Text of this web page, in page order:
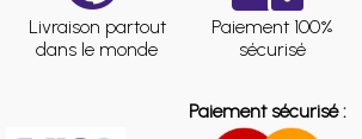
Livraison partout
dans le monde
Paiement 100%
sécurisé
Paiement sécurisé :